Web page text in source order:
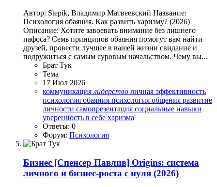
Автор: Stepik, Владимир Матвеевский Название:
Психология обаяния. Как развить харизму? (2026)
Описание: Хотите завоевать внимание без лишнего
пафоса? Семь принципов обаяния помогут вам найти
друзей, провести лучшее в вашей жизни свидание и
подружиться с самым суровым начальством. Чему вы...
Брат Тук
Тема
17 Июл 2026
коммуникация лидерство личная эффективность
психология обаяния психология общения развитие
личности самопрезентация социальные навыки
уверенность в себе харизма
Ответы: 0
Форум: Психология
Бизнес [Спенсер Павлив] Origins: система
личного и бизнес-роста с нуля (2026)